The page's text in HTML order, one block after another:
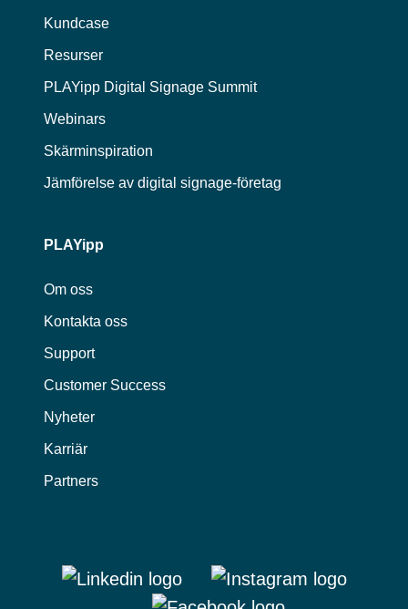
Kundcase
Resurser
PLAYipp Digital Signage Summit
Webinars
Skärminspiration
Jämförelse av digital signage-företag
PLAYipp
Om oss
Kontakta oss
Support
Customer Success
Nyheter
Karriär
Partners